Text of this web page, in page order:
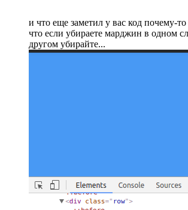
и что еще заметил у вас код почему-
что если убираете марджин в одном
другом убирайте...